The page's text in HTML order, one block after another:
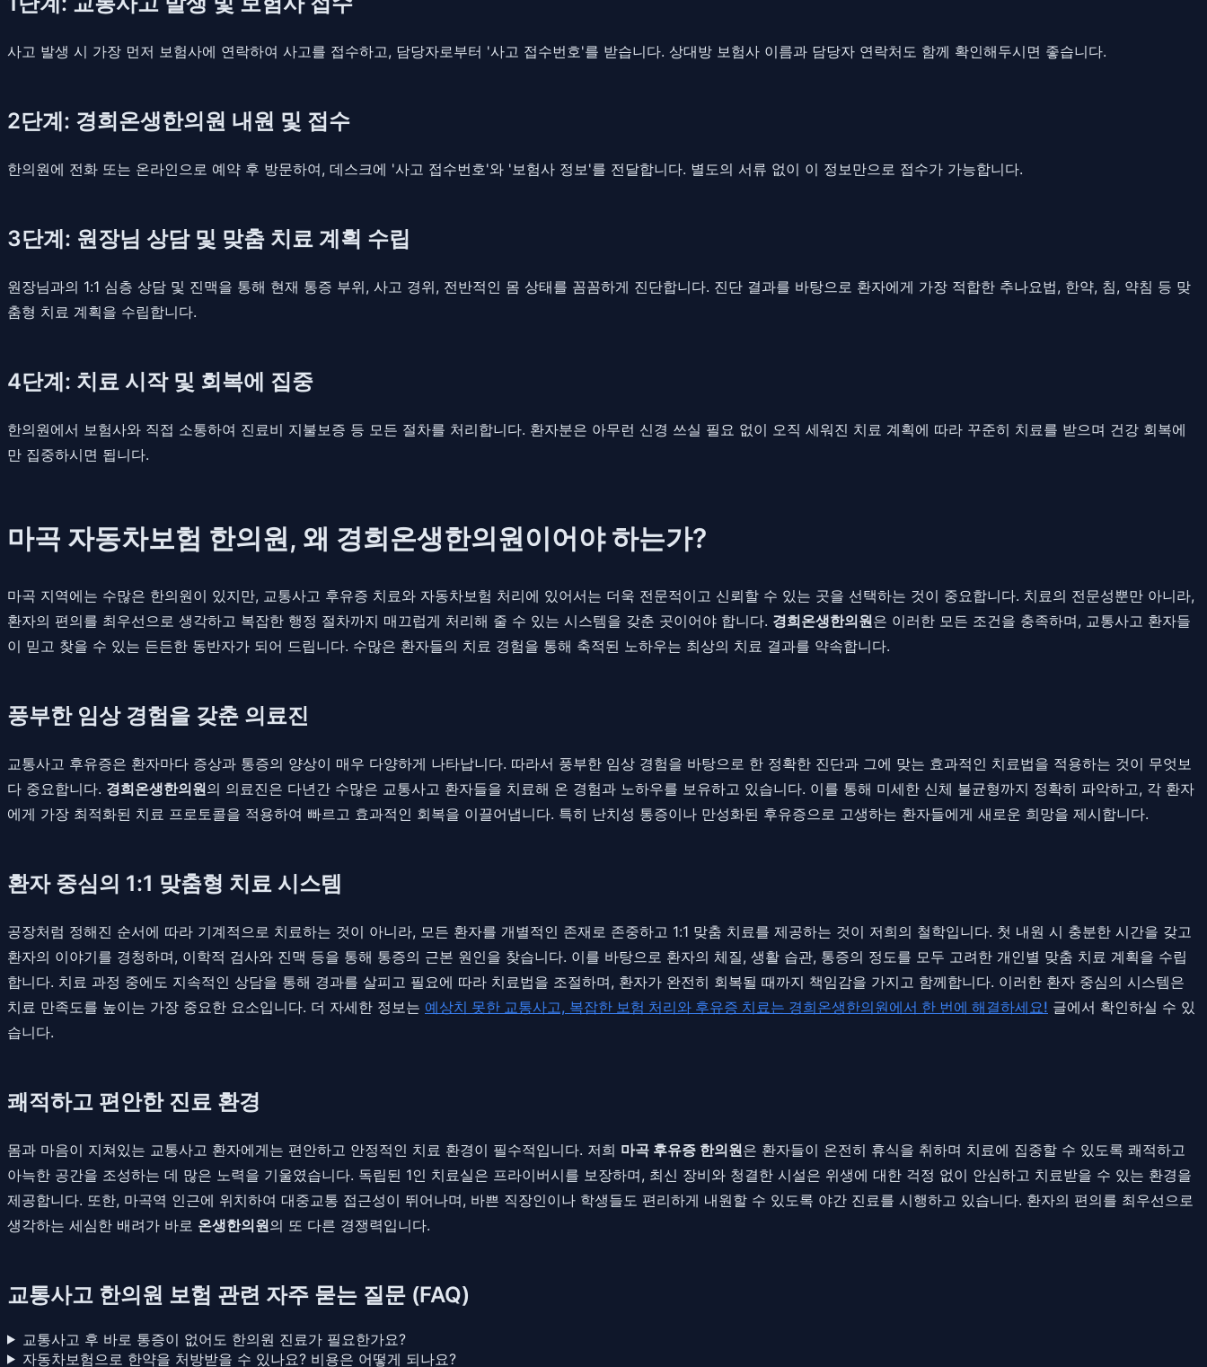
사고 발생 시 가장 먼저 보험사에 연락하여 사고를 접수하고, 담당자로부터 '사고 접수번호'를 받습니다. 상대방 보험사 이름과 담당자 연락처도 함께 확인해두시면 좋습니다.
2단계: 경희온생한의원 내원 및 접수
한의원에 전화 또는 온라인으로 예약 후 방문하여, 데스크에 '사고 접수번호'와 '보험사 정보'를 전달합니다. 별도의 서류 없이 이 정보만으로 접수가 가능합니다.
3단계: 원장님 상담 및 맞춤 치료 계획 수립
원장님과의 1:1 심층 상담 및 진맥을 통해 현재 통증 부위, 사고 경위, 전반적인 몸 상태를 꼼꼼하게 진단합니다. 진단 결과를 바탕으로 환자에게 가장 적합한 추나요법, 한약, 침, 약침 등 맞
춤형 치료 계획을 수립합니다.
4단계: 치료 시작 및 회복에 집중
한의원에서 보험사와 직접 소통하여 진료비 지불보증 등 모든 절차를 처리합니다. 환자분은 아무런 신경 쓰실 필요 없이 오직 세워진 치료 계획에 따라 꾸준히 치료를 받으며 건강 회복에
만 집중하시면 됩니다.
마곡 자동차보험 한의원, 왜 경희온생한의원이어야 하는가?
마곡 지역에는 수많은 한의원이 있지만, 교통사고 후유증 치료와 자동차보험 처리에 있어서는 더욱 전문적이고 신뢰할 수 있는 곳을 선택하는 것이 중요합니다. 치료의 전문성뿐만 아니라,
환자의 편의를 최우선으로 생각하고 복잡한 행정 절차까지 매끄럽게 처리해 줄 수 있는 시스템을 갖춘 곳이어야 합니다. 경희온생한의원은 이러한 모든 조건을 충족하며, 교통사고 환자들
이 믿고 찾을 수 있는 든든한 동반자가 되어 드립니다. 수많은 환자들의 치료 경험을 통해 축적된 노하우는 최상의 치료 결과를 약속합니다.
풍부한 임상 경험을 갖춘 의료진
교통사고 후유증은 환자마다 증상과 통증의 양상이 매우 다양하게 나타납니다. 따라서 풍부한 임상 경험을 바탕으로 한 정확한 진단과 그에 맞는 효과적인 치료법을 적용하는 것이 무엇보
다 중요합니다. 경희온생한의원의 의료진은 다년간 수많은 교통사고 환자들을 치료해 온 경험과 노하우를 보유하고 있습니다. 이를 통해 미세한 신체 불균형까지 정확히 파악하고, 각 환자
에게 가장 최적화된 치료 프로토콜을 적용하여 빠르고 효과적인 회복을 이끌어냅니다. 특히 난치성 통증이나 만성화된 후유증으로 고생하는 환자들에게 새로운 희망을 제시합니다.
환자 중심의 1:1 맞춤형 치료 시스템
공장처럼 정해진 순서에 따라 기계적으로 치료하는 것이 아니라, 모든 환자를 개별적인 존재로 존중하고 1:1 맞춤 치료를 제공하는 것이 저희의 철학입니다. 첫 내원 시 충분한 시간을 갖고
환자의 이야기를 경청하며, 이학적 검사와 진맥 등을 통해 통증의 근본 원인을 찾습니다. 이를 바탕으로 환자의 체질, 생활 습관, 통증의 정도를 모두 고려한 개인별 맞춤 치료 계획을 수립
합니다. 치료 과정 중에도 지속적인 상담을 통해 경과를 살피고 필요에 따라 치료법을 조절하며, 환자가 완전히 회복될 때까지 책임감을 가지고 함께합니다. 이러한 환자 중심의 시스템은
치료 만족도를 높이는 가장 중요한 요소입니다. 더 자세한 정보는 예상치 못한 교통사고, 복잡한 보험 처리와 후유증 치료는 경희온생한의원에서 한 번에 해결하세요! 글에서 확인하실 수 있
습니다.
쾌적하고 편안한 진료 환경
몸과 마음이 지쳐있는 교통사고 환자에게는 편안하고 안정적인 치료 환경이 필수적입니다. 저희 마곡 후유증 한의원은 환자들이 온전히 휴식을 취하며 치료에 집중할 수 있도록 쾌적하고
아늑한 공간을 조성하는 데 많은 노력을 기울였습니다. 독립된 1인 치료실은 프라이버시를 보장하며, 최신 장비와 청결한 시설은 위생에 대한 걱정 없이 안심하고 치료받을 수 있는 환경을
제공합니다. 또한, 마곡역 인근에 위치하여 대중교통 접근성이 뛰어나며, 바쁜 직장인이나 학생들도 편리하게 내원할 수 있도록 야간 진료를 시행하고 있습니다. 환자의 편의를 최우선으로
생각하는 세심한 배려가 바로 온생한의원의 또 다른 경쟁력입니다.
교통사고 한의원 보험 관련 자주 묻는 질문 (FAQ)
교통사고 후 바로 통증이 없어도 한의원 진료가 필요한가요?
자동차보험으로 한약을 처방받을 수 있나요? 비용은 어떻게 되나요?